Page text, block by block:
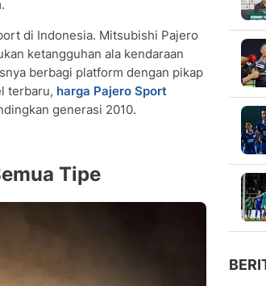
di Indonesia. Mitsubishi Pajero
ketangguhan ala kendaraan
berbagi platform dengan pikap
terbaru, harga Pajero Sport
generasi 2010.
Tipe